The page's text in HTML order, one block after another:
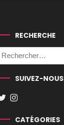
RECHERCHE
SUIVEZ-NOUS
CATÉGORIES